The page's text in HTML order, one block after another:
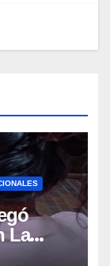
La